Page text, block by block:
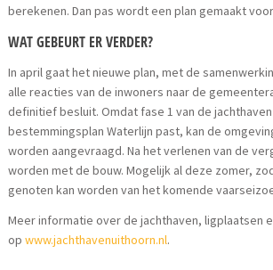
berekenen. Dan pas wordt een plan gemaakt
WAT GEBEURT ER VERDER?
In april gaat het nieuwe plan, met de
alle reacties van de inwoners naar de
definitief besluit. Omdat fase 1 van de
bestemmingsplan Waterlijn past, kan de
worden aangevraagd. Na het verlenen van de
worden met de bouw. Mogelijk al deze zomer,
genoten kan worden van het komende
Meer informatie over de jachthaven, ligplaatsen
opwww.jachthavenuithoorn.nl.